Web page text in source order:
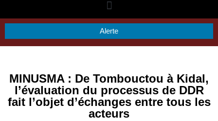
Alerte
MINUSMA : De Tombouctou à Kidal,
l’évaluation du processus de DDR
fait l’objet d’échanges entre tous les
acteurs